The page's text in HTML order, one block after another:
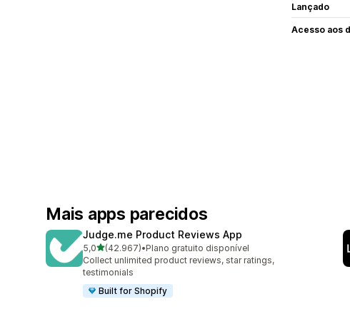
Lançado
Acesso aos
Mais apps parecidos
Judge.me Product Reviews App
5,0de 5 estrelas
(42.967)
42967 avaliações ao todo
•Plano gratuito disponível
Collect unlimited product reviews, star ratings,
testimonials
Built for Shopify